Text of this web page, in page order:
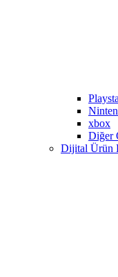
xbox
Diğer
Dijital Ürün